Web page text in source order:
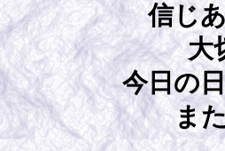
信じ
大
今日の
ま